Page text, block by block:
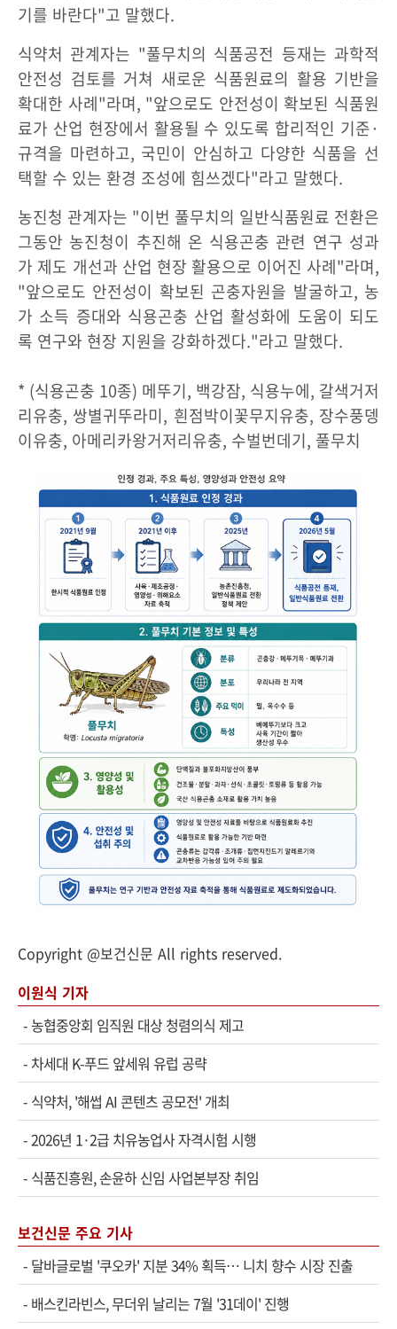
기를 바란다"고 말했다.
식약처 관계자는 "풀무치의 식품공전 등재는 과학적
안전성 검토를 거쳐 새로운 식품원료의 활용 기반을
확대한 사례"라며, "앞으로도 안전성이 확보된 식품원
료가 산업 현장에서 활용될 수 있도록 합리적인 기준·
규격을 마련하고, 국민이 안심하고 다양한 식품을 선
택할 수 있는 환경 조성에 힘쓰겠다"라고 말했다.
농진청 관계자는 "이번 풀무치의 일반식품원료 전환은
그동안 농진청이 추진해 온 식용곤충 관련 연구 성과
가 제도 개선과 산업 현장 활용으로 이어진 사례"라며,
"앞으로도 안전성이 확보된 곤충자원을 발굴하고, 농
가 소득 증대와 식용곤충 산업 활성화에 도움이 되도
록 연구와 현장 지원을 강화하겠다."라고 말했다.
* (식용곤충 10종) 메뚜기, 백강잠, 식용누에, 갈색거저
리유충, 쌍별귀뚜라미, 흰점박이꽃무지유충, 장수풍뎅
이유충, 아메리카왕거저리유충, 수벌번데기, 풀무치
Copyright @보건신문 All rights reserved.
이원식 기자
-농협중앙회 임직원 대상 청렴의식 제고
- 차세대 K-푸드 앞세워 유럽 공략
- 식약처, '해썹 AI 콘텐츠 공모전' 개최
-2026년 1·2급 치유농업사 자격시험 시행
- 식품진흥원, 손윤하 신임 사업본부장 취임
보건신문 주요 기사
- 달바글로벌 '쿠오카' 지분 34% 획득… 니치 향수 시장 진출
- 배스킨라빈스, 무더위 날리는 7월 '31데이' 진행